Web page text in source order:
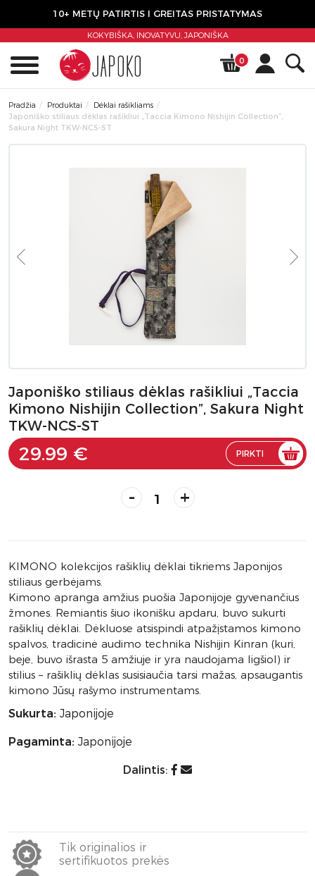
10+ METŲ PATIRTIS I GREITAS PRISTATYMAS
KOKYBIŠKA, INOVATYVU,JAPONIŠKA
0
Pradžia Produktai
Dėklai rašikliams
Japoniško stiliaus dėklas rašikliui „Taccia Kimono Nishijin Collection”,
Sakura Night TKW-NCS-ST
Japoniško stiliaus dėklas rašikliui „Taccia
Kimono Nishijin Collection”, Sakura Night
TKW-NCS-ST
29.99 € PIRKTI
- +
KIMONO kolekcijos rašiklių dėklai tikriems Japonijos
stiliaus gerbėjams.
Kimono apranga amžius puošia Japonijoje gyvenančius
žmones. Remiantis šiuo ikonišku apdaru, buvo sukurti
rašiklių dėklai. Dėkluose atsispindi atpažįstamos kimono
spalvos, tradicinė audimo technika Nishijin Kinran (kuri,
beje, buvo išrasta 5 amžiuje ir yra naudojama ligšiol) ir
stilius – rašiklių dėklas susisiaučia tarsi mažas, apsaugantis
kimono Jūsų rašymo instrumentams.
Sukurta: Japonijoje
Pagaminta: Japonijoje
Dalintis:
Tik originalios ir
sertifikuotos prekės